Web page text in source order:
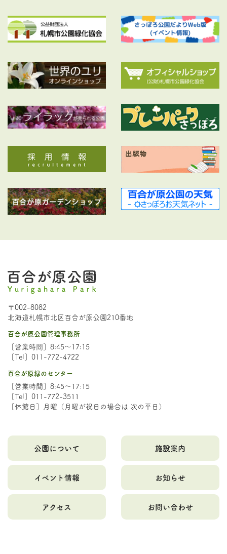
〒002-8082
北海道札幌市北区百合が原公園210番地
百合が原公園管理事務所
［営業時間］8:45～17:15
［Tel］011-772-4722
百合が原緑のセンター
［営業時間］8:45～17:15
［Tel］011-772-3511
［休館日］月曜（月曜が祝日の場合は 次の平日）
公園について 施設案内
イベント情報 お知らせ
アクセス お問い合わせ